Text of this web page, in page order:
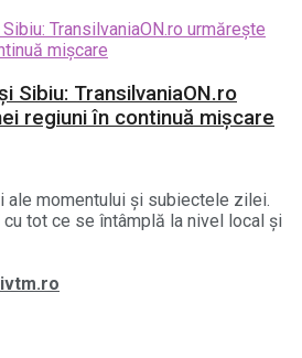
Sibiu: TransilvaniaON.ro
regiuni în continuă mișcare
ale momentului și subiectele zilei.
tot ce se întâmplă la nivel local și